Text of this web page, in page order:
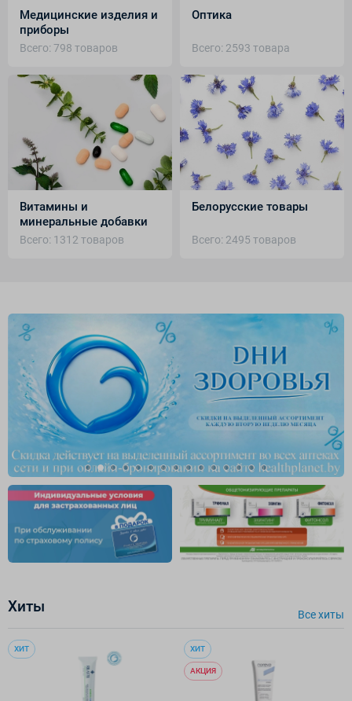
Медицинские изделия и
приборы
Всего: 798 товаров
Оптика
Всего: 2593 товара
Витамины и
минеральные добавки
Всего: 1312 товаров
Белорусские товары
Всего: 2495 товаров
Хиты Все хиты
ХИТ ХИТ
АКЦИЯ